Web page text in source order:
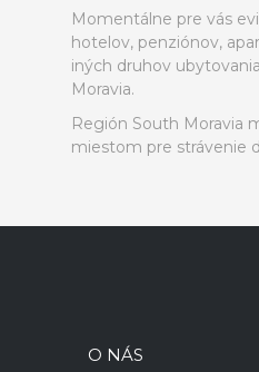
Momentálne pre vás
hotelov, penziónov,
iných druhov
Moravia.
Región South Moravia
miestom pre strávenie
O NÁS